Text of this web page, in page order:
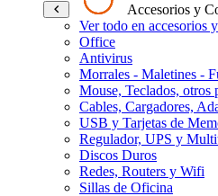
Accesorios y
Ver todo en accesorios
Office
Antivirus
Morrales - Maletines -
Mouse, Teclados, otros
Cables, Cargadores,
USB y Tarjetas de
Regulador, UPS y
Discos Duros
Redes, Routers y Wifi
Sillas de Oficina